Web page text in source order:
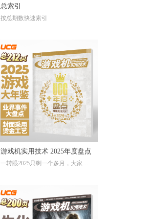
总索引
按总期数快速索引
游戏机实用技术 2025年度盘点
一转眼2025只剩一个多月，大家对
前一亮的独立游戏、令人印象深刻
的游戏大事？不记得也不要紧，
《游戏机实用技术 2025年度盘点》